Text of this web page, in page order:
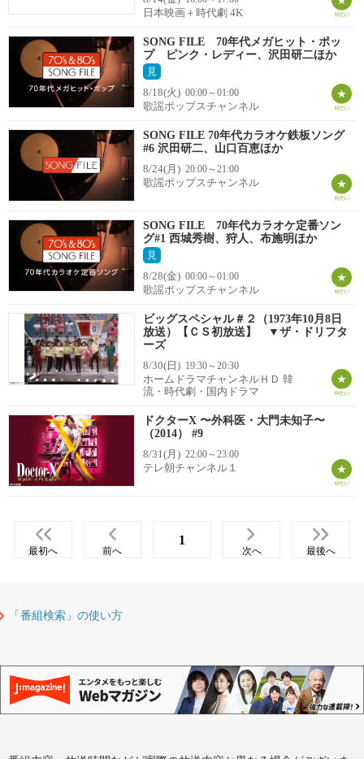
日本映画＋時代劇 4K
SONG FILE 70年代メガヒット・ポッ
プ ピンク・レディー、沢田研二ほか
見
8/18(火) 00:00～01:00
歌謡ポップスチャンネル
SONG FILE 70年代カラオケ鉄板ソング
#6 沢田研二、山口百恵ほか
8/24(月) 20:00～21:00
歌謡ポップスチャンネル
SONG FILE 70年代カラオケ定番ソン
グ#1 西城秀樹、狩人、布施明ほか
見
8/28(金) 00:00～01:00
歌謡ポップスチャンネル
ビッグスペシャル＃２（1973年10月8日
放送）【ＣＳ初放送】 ▼ザ・ドリフタ
ーズ
8/30(日) 19:30～20:30
ホームドラマチャンネルＨＤ 韓
流・時代劇・国内ドラマ
ドクターX 〜外科医・大門未知子〜
（2014） #9
8/31(月) 22:00～23:00
テレ朝チャンネル１
最初へ 前へ
1
次へ 最後へ
「番組検索」の使い方